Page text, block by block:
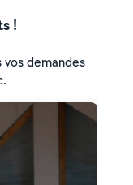
!
demandes